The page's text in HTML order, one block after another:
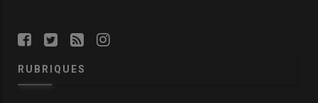
RUBRIQUES